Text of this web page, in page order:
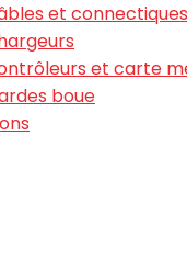
et connectiques
et carte
boue